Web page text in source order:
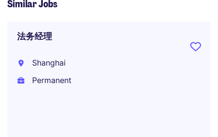
Similar Jobs
法务经理
Shanghai
Permanent